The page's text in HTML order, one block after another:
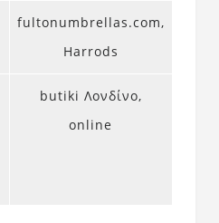
fultonumbrellas.com,
Harrods
butiki Λονδίνο,
online